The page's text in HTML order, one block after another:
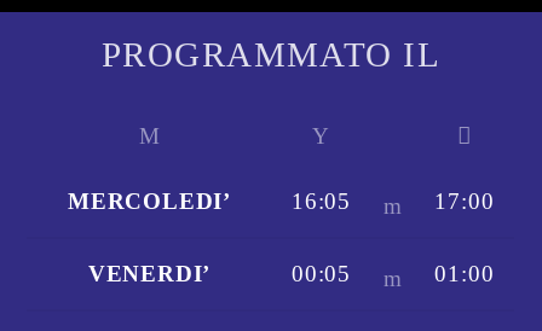
PROGRAMMATO IL
MERCOLEDI’ 16:05 17:00
VENERDI’ 00:05 01:00